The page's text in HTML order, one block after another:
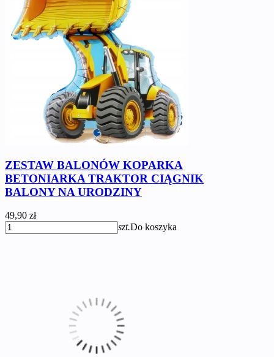
ZESTAW BALONÓW KOPARKA
BETONIARKA TRAKTOR CIĄGNIK
BALONY NA URODZINY
49,90 zł
szt.Do koszyka